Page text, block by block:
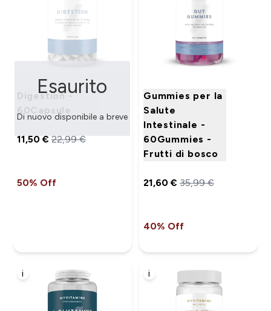
Digestion -
60Capsule
11,50 €‎22,99 €‎
50% Off
Esaurito
Di nuovo disponibile a breve
Gummies per la
Salute
Intestinale -
60Gummies -
Frutti di bosco
21,60 €‎ 35,99 €‎
40% Off
i i